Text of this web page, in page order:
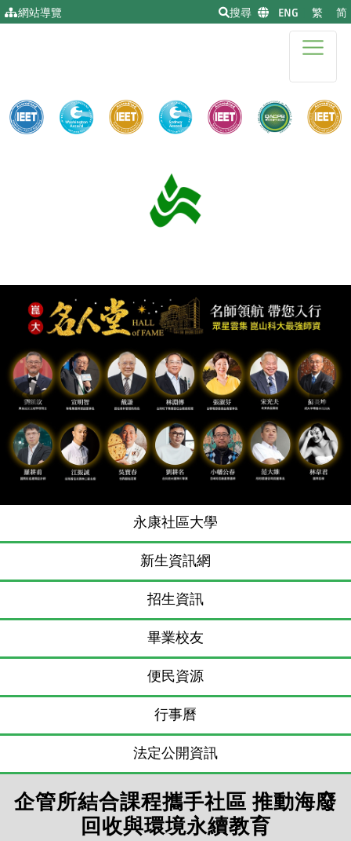
移到主要內容
網站導覽 搜尋 | ENG 繁 简
永康社區大學
新生資訊網
招生資訊
畢業校友
便民資源
行事曆
法定公開資訊
Previous
企管所結合課程攜手社區 推動海廢
回收與環境永續教育